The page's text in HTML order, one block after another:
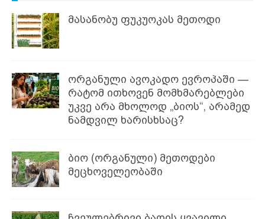
მასანობუ ფუკუოკას მეთოდი
ორგანული ავოკადო ევროპაში —
რატომ ითხოვენ მომხმარებლები
უკვე არა მხოლოდ „ბიოს“, არამედ
ნამდვილ ხარისხსაც?
ბიო (ორგანული) მეთოდები
მეცხოველეობაში